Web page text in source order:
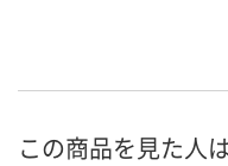
この商品を見た人